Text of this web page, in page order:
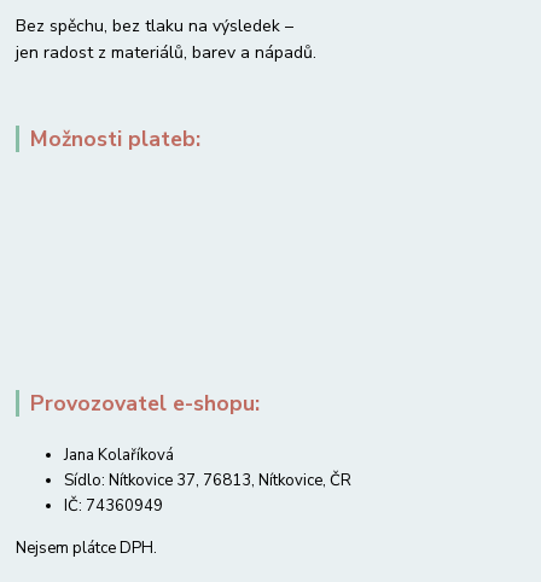
Bez spěchu, bez tlaku na výsledek –
jen radost z materiálů, barev a nápadů.
Možnosti plateb:
Provozovatel e-shopu:
Jana Kolaříková
Sídlo: Nítkovice 37, 76813, Nítkovice, ČR
IČ: 74360949
Nejsem plátce DPH.